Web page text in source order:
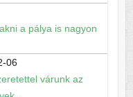
a pálya is nagyon
06
várunk az